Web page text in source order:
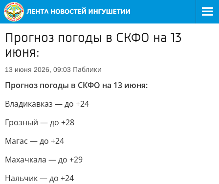
Прогноз погоды в СКФО на 13
июня:
13 июня 2026, 09:03 Паблики
Прогноз погоды в СКФО на 13 июня:
Владикавказ — до +24
Грозный — до +28
Магас — до +24
Махачкала — до +29
Нальчик — до +24